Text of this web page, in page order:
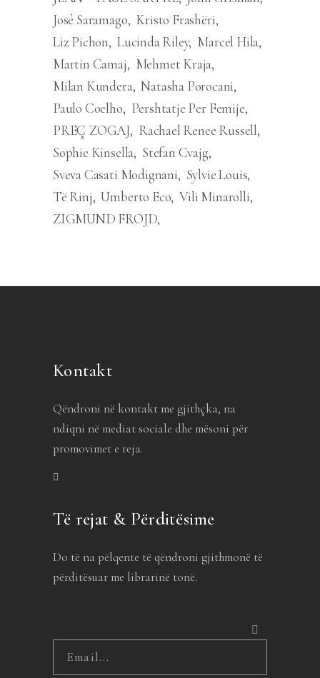
José Saramago Kristo Frashëri
Liz Pichon Lucinda Riley Marcel Hila
Martin Camaj
Mehmet Kraja
Milan Kundera Natasha Porocani
Paulo Coelho
Pershtatje Per Femije
PREÇ ZOGAJ
Rachael Renee Russell
Sophie Kinsella Stefan Cvajg
Sveva Casati Modignani
Sylvie Louis
Të Rinj Umberto Eco Vili Minarolli
ZIGMUND FROJD
Kontakt
Qëndroni në kontakt me gjithçka, na
ndiqni në mediat sociale dhe mësoni për
promovimet e reja.
Të rejat & Përditësime
Do të na pëlqente të qëndroni gjithmonë të
përditësuar me librarinë tonë.